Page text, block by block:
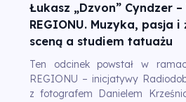
Łukasz „Dzvon” Cyndzer –
REGIONU. Muzyka, pasja
sceną a studiem tatuażu
Ten odcinek powstał w
REGIONU – inicjatywy
z fotografem Danielem